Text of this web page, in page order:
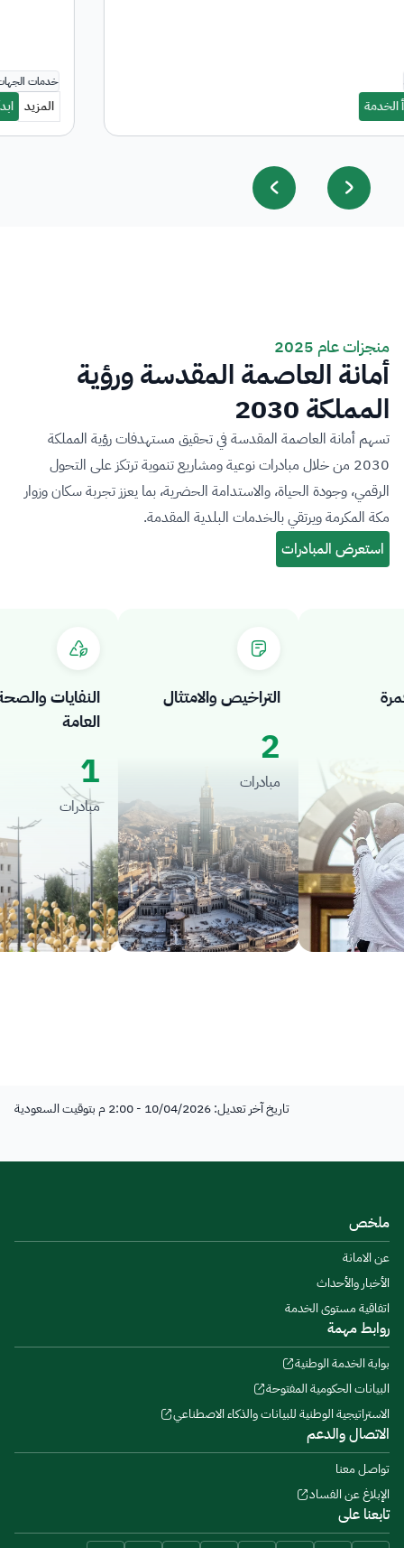
منجزات عام 2025
أمانة العاصمة المقدسة ورؤية
المملكة 2030
تسهم أمانة العاصمة المقدسة في تحقيق مستهدفات رؤية المملكة
2030 من خلال مبادرات نوعية ومشاريع تنموية ترتكز على التحول
الرقمي، وجودة الحياة، والاستدامة الحضرية، بما يعزز تجربة سكان وزوار
مكة المكرمة ويرتقي بالخدمات البلدية المقدمة.
النفايات والصحة
العامة
مبادرات
التراخيص والامتثال
مبادرات
تاريخ آخر تعديل: 10/04/2026 - 2:00 م بتوقيت السعودية
ملخص
عن الامانة
الأخبار والأحداث
اتفاقية مستوى الخدمة
روابط مهمة
بوابة الخدمة الوطنية
البيانات الحكومية المفتوحة
الاستراتيجية الوطنية للبيانات والذكاء الاصطناعي
الاتصال والدعم
تواصل معنا
الإبلاغ عن الفساد
تابعنا على